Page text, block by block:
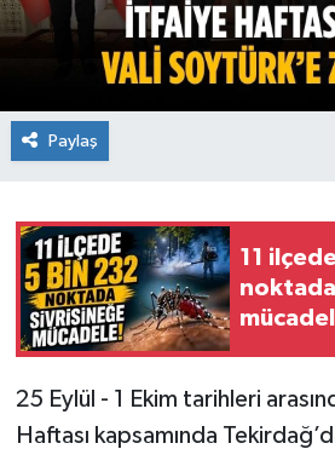
Paylaş
11
25 Eylül - 1 Ekim tarihleri
Haftası kapsamında
Yaşam